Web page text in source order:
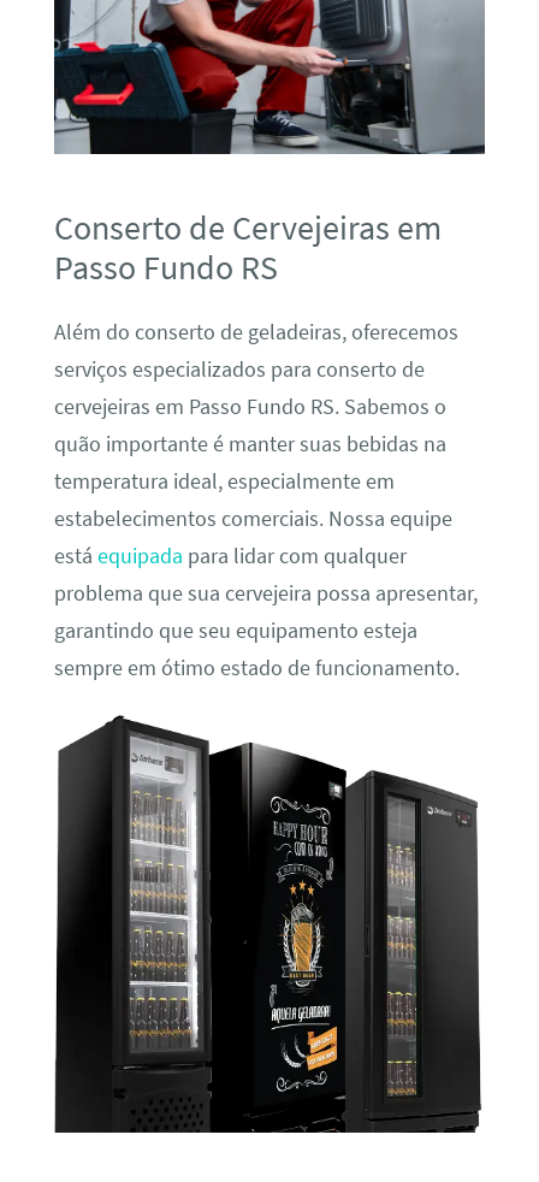
Conserto de Cervejeiras em
Passo Fundo RS
Além do conserto de geladeiras, oferecemos
serviços especializados para conserto de
cervejeiras em Passo Fundo RS. Sabemos o
quão importante é manter suas bebidas na
temperatura ideal, especialmente em
estabelecimentos comerciais. Nossa equipe
está equipada para lidar com qualquer
problema que sua cervejeira possa apresentar,
garantindo que seu equipamento esteja
sempre em ótimo estado de funcionamento.